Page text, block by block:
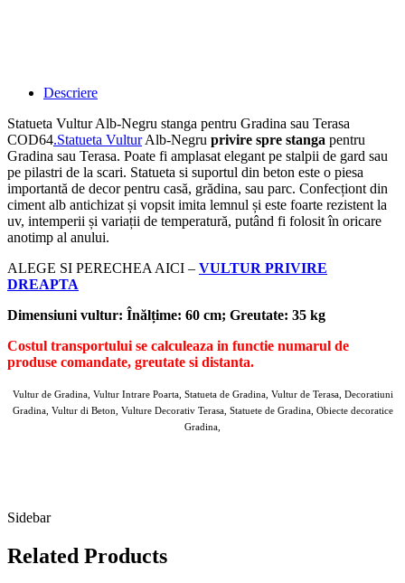
Descriere
Statueta Vultur Alb-Negru stanga pentru Gradina sau Terasa
COD64.Statueta VulturAlb-Negru privire spre stanga pentru
Gradina sau Terasa. Poate fi amplasat elegant pe stalpii de gard sau
pe pilastri de la scari. Statueta si suportul din beton este o piesa
importantă de decor pentru casă, grădina, sau parc. Confecționt din
ciment alb antichizat și vopsit imita lemnul și este foarte rezistent la
uv, intemperii și variații de temperatură, putând fi folosit în oricare
anotimp al anului.
ALEGE SI PERECHEA AICI – VULTUR PRIVIRE
DREAPTA
Dimensiuni vultur: Înălțime: 60 cm; Greutate: 35 kg
Costul transportului se calculeaza in functie numarul de
produse comandate, greutate si distanta.
Vultur de Gradina, Vultur Intrare Poarta, Statueta de Gradina, Vultur de Terasa, Decoratiuni
Gradina, Vultur di Beton, Vulture Decorativ Terasa, Statuete de Gradina, Obiecte decoratice
Gradina,
Sidebar
Related Products